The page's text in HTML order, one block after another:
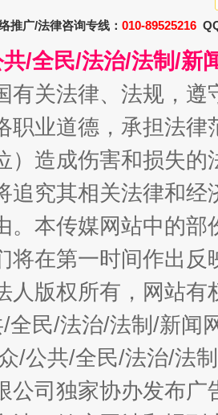
关键词
魏明亮
丛生
生
推广/法律咨询专线： 010-89525216
/全民/法治/法制/新
有关法律、法规，
职业道德，承担法
）造成伤害和损失
追究其相关法律和
。本传媒网站中的
将在第一时间作出
人版权所有，网站
全民/法治/法制/新闻
/公共/全民/法治/法
公司独家协办发布